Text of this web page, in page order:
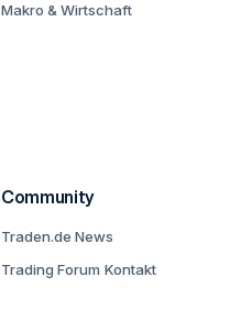
Makro & Wirtschaft
Community
Traden.de News
Trading Forum Kontakt